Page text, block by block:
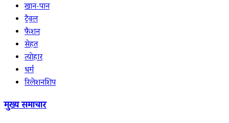
खान-पान
ट्रैवल
फैशन
सेहत
त्योहार
धर्म
रिलेशनशिप
मुख्य समाचार